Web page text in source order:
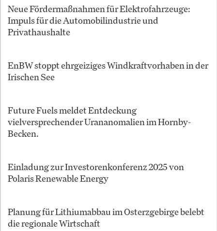
Neue Fördermaßnahmen für Elektrofahrzeuge:
Impuls für die Automobilindustrie und
Privathaushalte
EnBW stoppt ehrgeiziges Windkraftvorhaben in der
Irischen See
Future Fuels meldet Entdeckung
vielversprechender Urananomalien im Hornby-
Becken.
Einladung zur Investorenkonferenz 2025 von
Polaris Renewable Energy
Planung für Lithiumabbau im Osterzgebirge belebt
die regionale Wirtschaft